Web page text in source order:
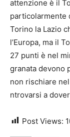
attenzione è il
particolarmente
Torino la Lazio
l’Europa, ma il
27 punti è nel
granata devono
non rischiare
ntrovarsi a
Post Views: